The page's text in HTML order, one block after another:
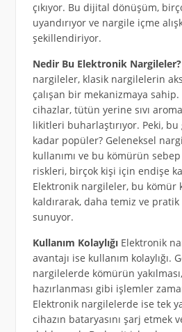
çıkıyor. Bu dijital dönüşüm,
uyandırıyor ve nargile içme
şekillendiriyor.
Nedir Bu Elektronik Nargileler?
nargileler, klasik nargilelerin
çalışan bir mekanizmaya
cihazlar, tütün yerine sıvı
likitleri buharlaştırıyor. Peki,
kadar popüler? Geleneksel
kullanımı ve bu kömürün
riskleri, birçok kişi için endişe
Elektronik nargileler, bu kömür
kaldırarak, daha temiz ve
sunuyor.
Kullanım KolaylığıElektronik
avantajı ise kullanım kolaylığı.
nargilelerde kömürün
hazırlanması gibi işlemler
Elektronik nargilelerde ise tek
cihazın bataryasını şarj etmek